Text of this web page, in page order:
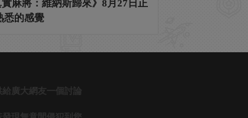
實麻將：維納斯歸來》8月27日正
悉的感覺
廣大網友一個討論